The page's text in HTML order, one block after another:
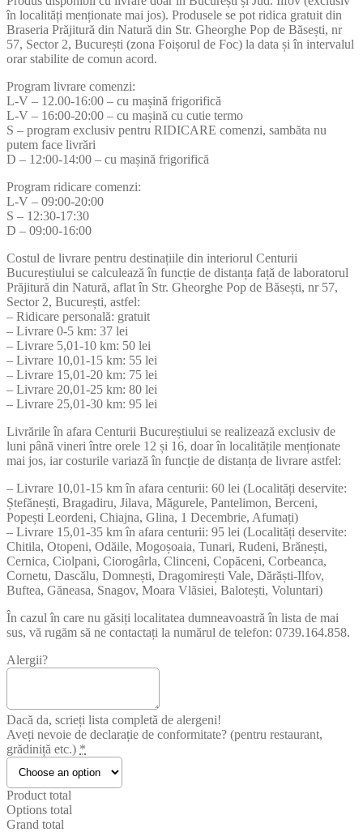
în localități menționate mai jos). Produsele se pot ridica gratuit din
Braseria Prăjitură din Natură din Str. Gheorghe Pop de Băsești, nr
57, Sector 2, București (zona Foișorul de Foc) la data și în intervalul
orar stabilite de comun acord.
Program livrare comenzi:
L-V – 12.00-16:00 – cu mașină frigorifică
L-V – 16:00-20:00 – cu mașină cu cutie termo
S – program exclusiv pentru RIDICARE comenzi, sambăta nu
putem face livrări
D – 12:00-14:00 – cu mașină frigorifică
Program ridicare comenzi:
L-V – 09:00-20:00
S – 12:30-17:30
D – 09:00-16:00
Costul de livrare pentru destinațiile din interiorul Centurii
Bucureștiului se calculează în funcție de distanța față de laboratorul
Prăjitură din Natură, aflat în Str. Gheorghe Pop de Băsești, nr 57,
Sector 2, București, astfel:
– Ridicare personală: gratuit
– Livrare 0-5 km: 37 lei
– Livrare 5,01-10 km: 50 lei
– Livrare 10,01-15 km: 55 lei
– Livrare 15,01-20 km: 75 lei
– Livrare 20,01-25 km: 80 lei
– Livrare 25,01-30 km: 95 lei
Livrările în afara Centurii Bucureștiului se realizează exclusiv de
luni până vineri între orele 12 și 16, doar în localitățile menționate
mai jos, iar costurile variază în funcție de distanța de livrare astfel:
– Livrare 10,01-15 km în afara centurii: 60 lei (Localități deservite:
Ștefănești, Bragadiru, Jilava, Măgurele, Pantelimon, Berceni,
Popești Leordeni, Chiajna, Glina, 1 Decembrie, Afumați)
– Livrare 15,01-35 km în afara centurii: 95 lei (Localități deservite:
Chitila, Otopeni, Odăile, Mogoșoaia, Tunari, Rudeni, Brănești,
Cernica, Ciolpani, Ciorogârla, Clinceni, Copăceni, Corbeanca,
Cornetu, Dascălu, Domnești, Dragomirești Vale, Dărăști-Ilfov,
Buftea, Găneasa, Snagov, Moara Vlăsiei, Balotești, Voluntari)
În cazul în care nu găsiți localitatea dumneavoastră în lista de mai
sus, vă rugăm să ne contactați la numărul de telefon: 0739.164.858.
Alergii?
Dacă da, scrieți lista completă de alergeni!
Aveți nevoie de declarație de conformitate? (pentru restaurant,
grădiniță etc.) *
Product total
Options total
Grand total